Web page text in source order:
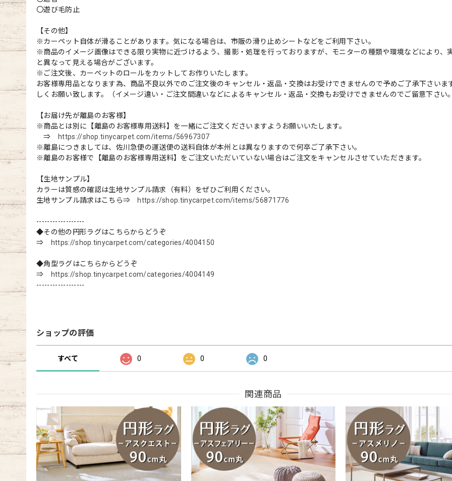
〇遊び毛防止
【その他】
※カーペット自体が滑ることがあります。気になる場合は、市販の滑り止めシートなどをご利用下さい。
※商品のイメージ画像はできる限り実物に近づけるよう、撮影・処理を行っておりますが、モニターの種類や環境などにより、
と異なって見える場合がございます。
※ご注文後、カーペットのロールをカットしてお作りいたします。
お客様専用品となります為、商品不良以外でのご注文後のキャンセル・返品・交換はお受けできませんので予めご了承下さいま
しくお願い致します。（イメージ違い・ご注文間違いなどによるキャンセル・返品・交換もお受けできませんのでご留意下さい
【お届け先が離島のお客様】
※商品とは別に【離島のお客様専用送料】を一緒にご注文くださいますようお願いいたします。
⇒
https://shop.tinycarpet.com/items/56967307
※離島につきましては、佐川急便の運送便の送料自体が本州とは異なりますので何卒ご了承下さい。
※離島のお客様で【離島のお客様専用送料】をご注文いただいていない場合はご注文をキャンセルさせていただきます。
【生地サンプル】
カラーは質感の確認は生地サンプル請求（有料）をぜひご利用ください。
生地サンプル請求はこちら⇒ https://shop.tinycarpet.com/items/56871776
------------------
◆その他の円形ラグはこちらからどうぞ
⇒
https://shop.tinycarpet.com/categories/4004150
◆角型ラグはこちらからどうぞ
⇒
https://shop.tinycarpet.com/categories/4004149
------------------
ショップの評価
すべて 0 0 0
関連商品